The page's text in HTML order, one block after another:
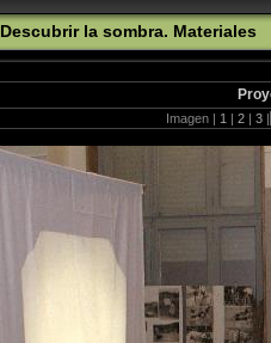
Descubrir la sombra. Materiales
Imagen | 1 | 2 | 3 |